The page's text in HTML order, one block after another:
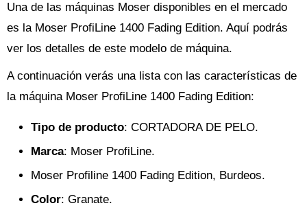
Una de las máquinas Moser disponibles en el mercado
es la Moser ProfiLine 1400 Fading Edition. Aquí podrás
ver los detalles de este modelo de máquina.
A continuación verás una lista con las características de
la máquina Moser ProfiLine 1400 Fading Edition:
Tipo de producto: CORTADORA DE PELO.
Marca: Moser ProfiLine.
Moser Profiline 1400 Fading Edition, Burdeos.
Color: Granate.